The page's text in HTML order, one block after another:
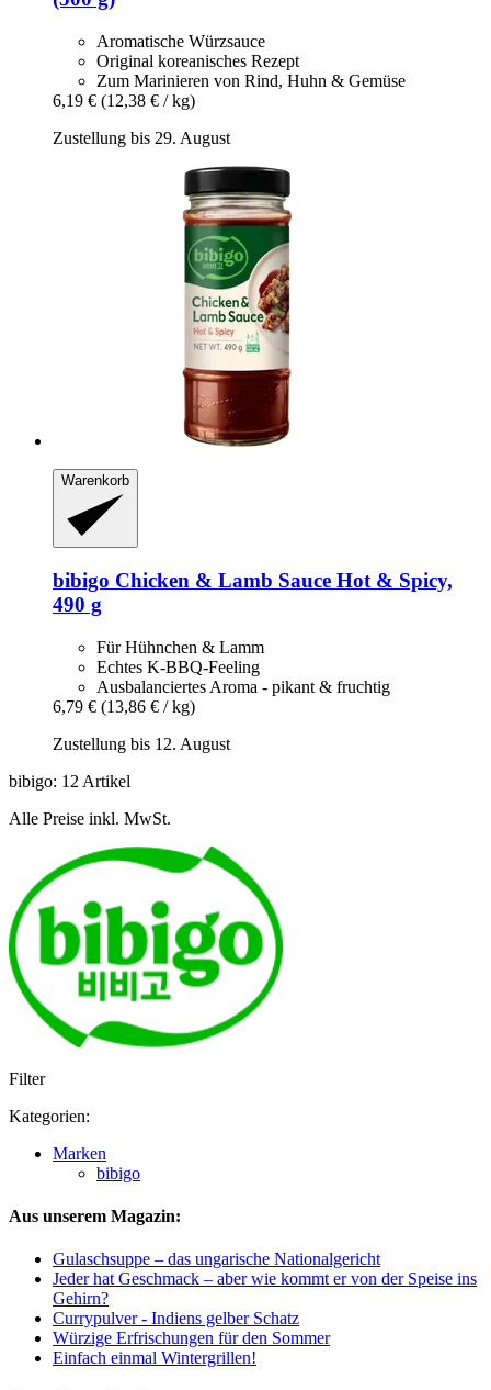
Aromatische Würzsauce
Original koreanisches Rezept
Zum Marinieren von Rind, Huhn & Gemüse
6,19 € (12,38 € / kg)
Zustellung bis 29. August
Warenkorb
bibigo Chicken & Lamb Sauce Hot & Spicy,
490 g
Für Hühnchen & Lamm
Echtes K-BBQ-Feeling
Ausbalanciertes Aroma - pikant & fruchtig
6,79 € (13,86 € / kg)
Zustellung bis 12. August
bibigo: 12 Artikel
Alle Preise inkl. MwSt.
Filter
Kategorien:
Marken
bibigo
Aus unserem Magazin:
Gulaschsuppe – das ungarische Nationalgericht
Jeder hat Geschmack – aber wie kommt er von der Speise ins
Gehirn?
Currypulver - Indiens gelber Schatz
Würzige Erfrischungen für den Sommer
Einfach einmal Wintergrillen!